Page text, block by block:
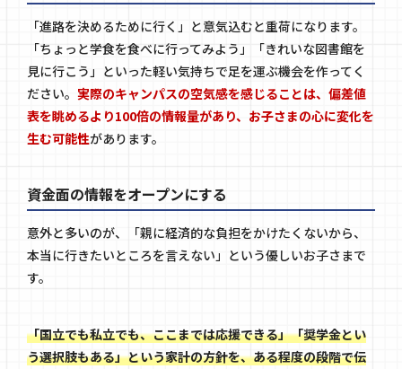
「進路を決めるために行く」と意気込むと重荷になります。
「ちょっと学食を食べに行ってみよう」「きれいな図書館を
見に行こう」といった軽い気持ちで足を運ぶ機会を作ってく
ださい。 実際のキャンパスの空気感を感じることは、偏差値
表を眺めるより100倍の情報量があり、お子さまの心に変化を
生む可能性があります。
資金面の情報をオープンにする
意外と多いのが、「親に経済的な負担をかけたくないから、
本当に行きたいところを言えない」という優しいお子さまで
す。
「国立でも私立でも、ここまでは応援できる」「奨学金とい
う選択肢もある」という家計の方針を、ある程度の段階で伝